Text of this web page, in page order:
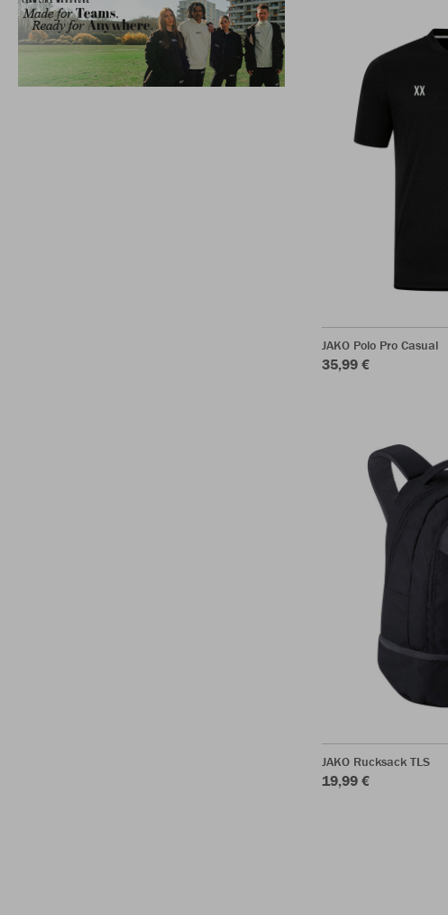
JAKO Polo Pro Casual
35,99 €
JAKO Rucksack TLS
19,99 €